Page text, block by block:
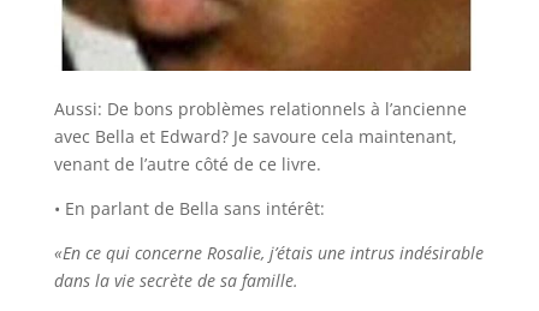
Aussi: De bons problèmes relationnels à l’ancienne
avec Bella et Edward? Je savoure cela maintenant,
venant de l’autre côté de ce livre.
• En parlant de Bella sans intérêt:
«En ce qui concerne Rosalie, j’étais une intrus indésirable
dans la vie secrète de sa famille.